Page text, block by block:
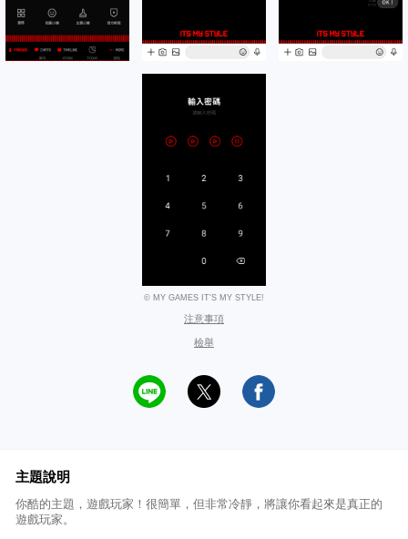
© MY GAMES IT'S MY STYLE!
注意事項
檢舉
主題說明
你酷的主題，遊戲玩家！很簡單，但非常冷靜，將讓你看起來是真正的
遊戲玩家。